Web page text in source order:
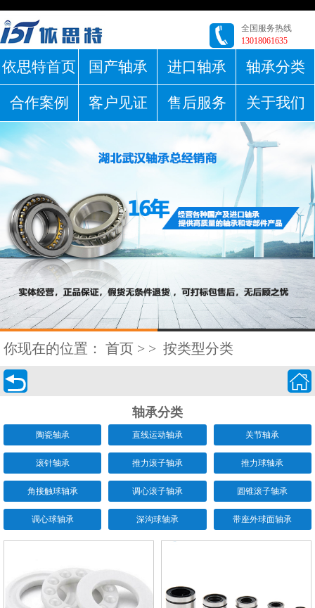
全国服务热线
13018061635
依思特首页 国产轴承 进口轴承 轴承分类
合作案例 客户见证 售后服务 关于我们
你现在的位置： 首页 > > 按类型分类
 
轴承分类
陶瓷轴承 直线运动轴承 关节轴承
滚针轴承 推力滚子轴承 推力球轴承
角接触球轴承 调心滚子轴承 圆锥滚子轴承
调心球轴承 深沟球轴承 带座外球面轴承